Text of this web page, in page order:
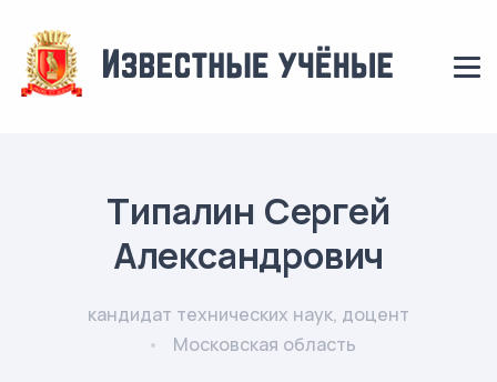
Типалин Сергей
Александрович
кандидат технических наук, доцент
Московская область